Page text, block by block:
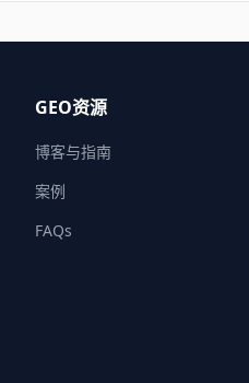
GEO资源
博客与指南
案例
FAQs